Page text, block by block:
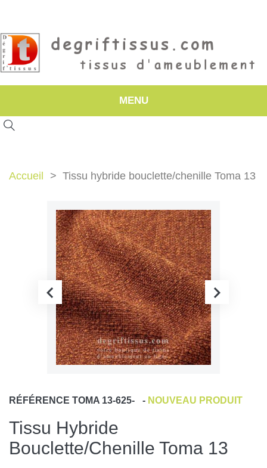
MENU
Accueil Tissu hybride bouclette/chenille Toma 13
RÉFÉRENCE TOMA 13-625- - NOUVEAU PRODUIT
Tissu Hybride
Bouclette/chenille Toma 13